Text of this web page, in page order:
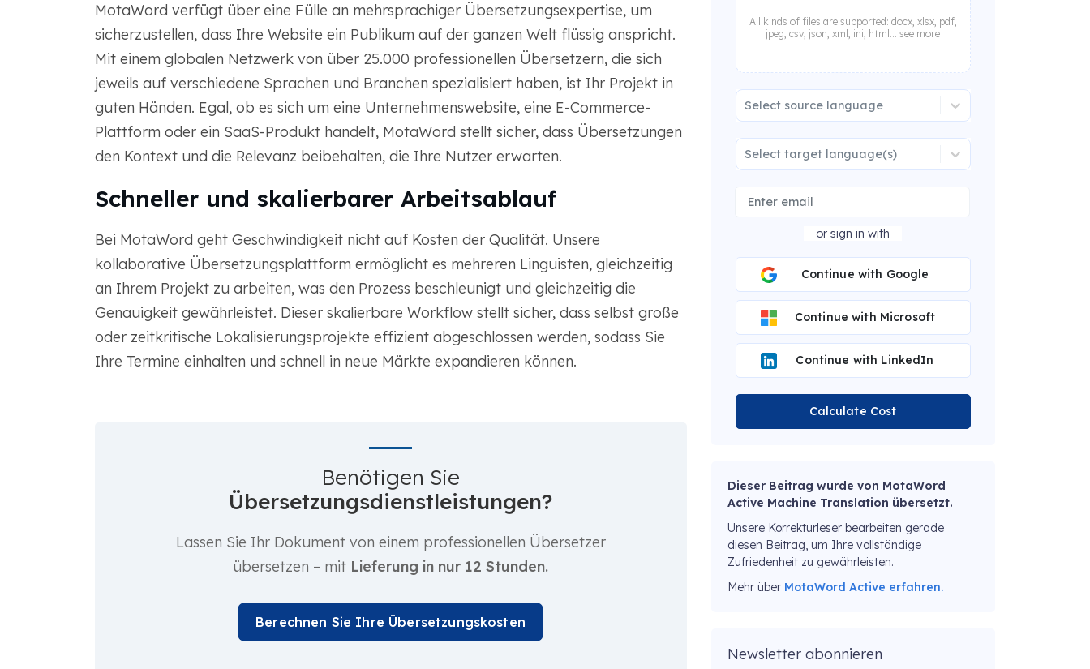
MotaWord verfügt über eine Fülle an mehrsprachiger Übersetzungsexpertise, um
sicherzustellen, dass Ihre Website ein Publikum auf der ganzen Welt flüssig anspricht.
Mit einem globalen Netzwerk von über 25.000 professionellen Übersetzern, die sich
jeweils auf verschiedene Sprachen und Branchen spezialisiert haben, ist Ihr Projekt in
guten Händen. Egal, ob es sich um eine Unternehmenswebsite, eine E-Commerce-
Plattform oder ein SaaS-Produkt handelt, MotaWord stellt sicher, dass Übersetzungen
den Kontext und die Relevanz beibehalten, die Ihre Nutzer erwarten.
Schneller und skalierbarer Arbeitsablauf
Bei MotaWord geht Geschwindigkeit nicht auf Kosten der Qualität. Unsere
kollaborative Übersetzungsplattform ermöglicht es mehreren Linguisten, gleichzeitig
an Ihrem Projekt zu arbeiten, was den Prozess beschleunigt und gleichzeitig die
Genauigkeit gewährleistet. Dieser skalierbare Workflow stellt sicher, dass selbst große
oder zeitkritische Lokalisierungsprojekte effizient abgeschlossen werden, sodass Sie
Ihre Termine einhalten und schnell in neue Märkte expandieren können.
Benötigen Sie
Übersetzungsdienstleistungen?
Lassen Sie Ihr Dokument von einem professionellen Übersetzer
übersetzen – mit Lieferung in nur 12 Stunden.
Berechnen Sie Ihre Übersetzungskosten
All kinds of files are supported: docx, xlsx, pdf,
jpeg, csv, json, xml, ini, html... see more
Select source language
Select target language(s)
or sign in with
Continue with Google
Continue with Microsoft
Continue with LinkedIn
Calculate Cost
Dieser Beitrag wurde von MotaWord
Active Machine Translation übersetzt.
Unsere Korrekturleser bearbeiten gerade
diesen Beitrag, um Ihre vollständige
Zufriedenheit zu gewährleisten.
Mehr über MotaWord Active erfahren.
Newsletter abonnieren